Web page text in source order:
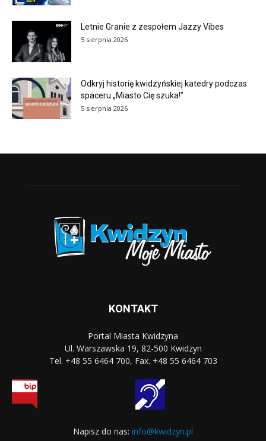
Letnie Granie z zespołem Jazzy Vibes
5 sierpnia 2026
Odkryj historię kwidzyńskiej katedry podczas
spaceru „Miasto Cię szuka!”
5 sierpnia 2026
KONTAKT
Portal Miasta Kwidzyna
Ul. Warszawska 19, 82-500 Kwidzyn
Tel. +48 55 6464 700, Fax. +48 55 6464 703
Napisz do nas: info@kwidzyn.pl